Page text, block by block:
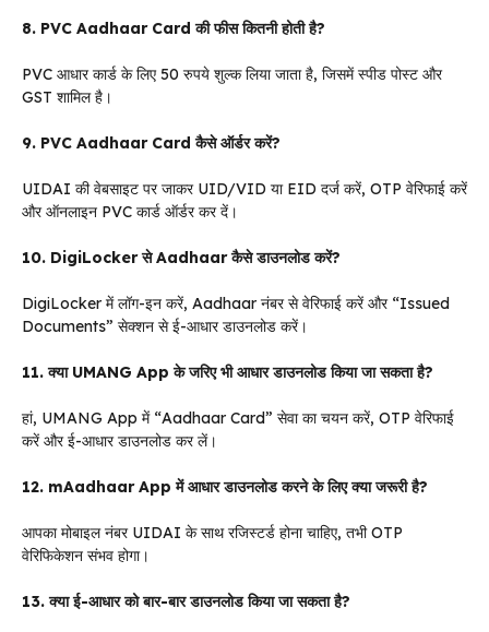
8. PVC Aadhaar Card की फीस कितनी होती है?
PVC आधार कार्ड के लिए 50 रुपये शुल्क लिया जाता है, जिसमें स्पीड पोस्ट और
GST शामिल है।
9. PVC Aadhaar Card कैसे ऑर्डर करें?
UIDAI की वेबसाइट पर जाकर UID/VID या EID दर्ज करें, OTP वेरिफाई करें
और ऑनलाइन PVC कार्ड ऑर्डर कर दें।
10. DigiLocker से Aadhaar कैसे डाउनलोड करें?
DigiLocker में लॉग-इन करें, Aadhaar नंबर से वेरिफाई करें और “Issued
Documents” सेक्शन से ई-आधार डाउनलोड करें।
11. क्या UMANG App के जरिए भी आधार डाउनलोड किया जा सकता है?
हां, UMANG App में “Aadhaar Card” सेवा का चयन करें, OTP वेरिफाई
करें और ई-आधार डाउनलोड कर लें।
12. mAadhaar App में आधार डाउनलोड करने के लिए क्या जरूरी है?
आपका मोबाइल नंबर UIDAI के साथ रजिस्टर्ड होना चाहिए, तभी OTP
वेरिफिकेशन संभव होगा।
13. क्या ई-आधार को बार-बार डाउनलोड किया जा सकता है?